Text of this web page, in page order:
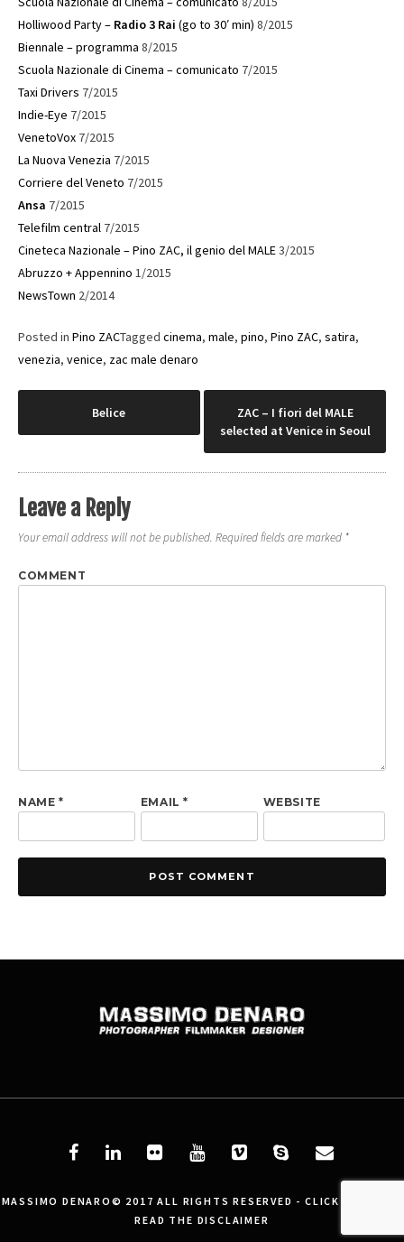
Holliwood Party – Radio 3 Rai (go to 30′ min) 8/2015
Biennale – programma 8/2015
Scuola Nazionale di Cinema – comunicato 7/2015
Taxi Drivers 7/2015
Indie-Eye 7/2015
VenetoVox 7/2015
La Nuova Venezia 7/2015
Corriere del Veneto 7/2015
Ansa 7/2015
Telefilm central 7/2015
Cineteca Nazionale – Pino ZAC, il genio del MALE3/2015
Abruzzo + Appennino 1/2015
NewsTown 2/2014
Posted in Pino ZACTagged cinema, male, pino, Pino ZAC, satira,
venezia, venice, zac male denaro
navigation
Belice
ZAC – I fiori del MALE
selected at Venice in Seoul
Leave a Reply
Your email address will not be published. Required fields are marked *
COMMENT
NAME * EMAIL* WEBSITE
MASSIMO DENARO© 2017 ALL RIGHTS RESERVED - CLICK HERE AND
READ THE DISCLAIMER